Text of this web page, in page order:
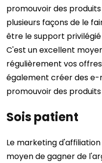
promouvoir des
plusieurs façons de le
être le support
C'est un excellent
régulièrement vos
également créer des
promouvoir des
Sois patient
Le marketing
moyen de gagner de